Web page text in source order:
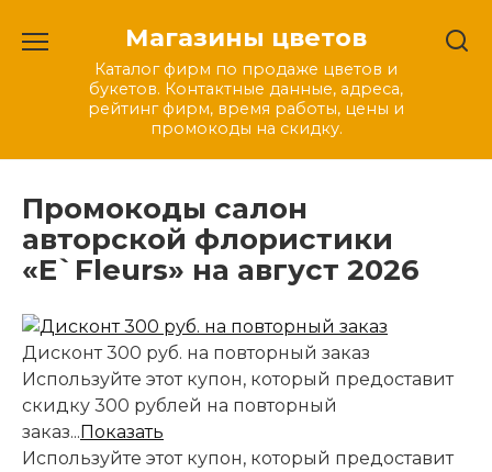
содержанию
Магазины цветов
Каталог фирм по продаже цветов и
букетов. Контактные данные, адреса,
рейтинг фирм, время работы, цены и
промокоды на скидку.
Промокоды салон
авторской флористики
«E`Fleurs» на август 2026
Дисконт 300 руб. на повторный заказ
Используйте этот купон, который предоставит
скидку 300 рублей на повторный
заказ...Показать
Используйте этот купон, который предоставит